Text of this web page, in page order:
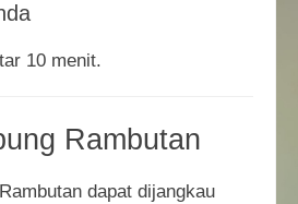
10 menit.
Rambutan
dapat dijangkau